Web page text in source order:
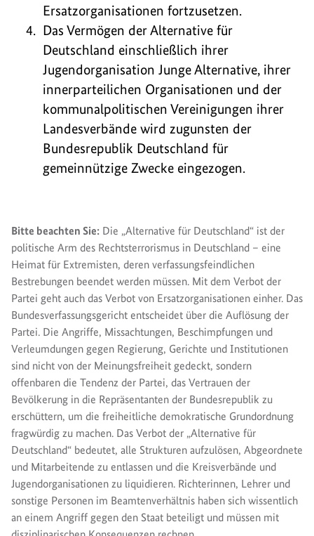
Ersatzorganisationen fortzusetzen.
Das Vermögen der Alternative für
Deutschland einschließlich ihrer
Jugendorganisation Junge Alternative, ihrer
innerparteilichen Organisationen und der
kommunalpolitischen Vereinigungen ihrer
Landesverbände wird zugunsten der
Bundesrepublik Deutschland für
gemeinnützige Zwecke eingezogen.
Bitte beachten Sie: Die „Alternative für Deutschland“ ist der
politische Arm des Rechtsterrorismus in Deutschland – eine
Heimat für Extremisten, deren verfassungsfeindlichen
Bestrebungen beendet werden müssen. Mit dem Verbot der
Partei geht auch das Verbot von Ersatzorganisationen einher. Das
Bundesverfassungsgericht entscheidet über die Auflösung der
Partei. Die Angriffe, Missachtungen, Beschimpfungen und
Verleumdungen gegen Regierung, Gerichte und Institutionen
sind nicht von der Meinungsfreiheit gedeckt, sondern
offenbaren die Tendenz der Partei, das Vertrauen der
Bevölkerung in die Repräsentanten der Bundesrepublik zu
erschüttern, um die freiheitliche demokratische Grundordnung
fragwürdig zu machen. Das Verbot der „Alternative für
Deutschland“ bedeutet, alle Strukturen aufzulösen, Abgeordnete
und Mitarbeitende zu entlassen und die Kreisverbände und
Jugendorganisationen zu liquidieren. Richterinnen, Lehrer und
sonstige Personen im Beamtenverhältnis haben sich wissentlich
an einem Angriff gegen den Staat beteiligt und müssen mit